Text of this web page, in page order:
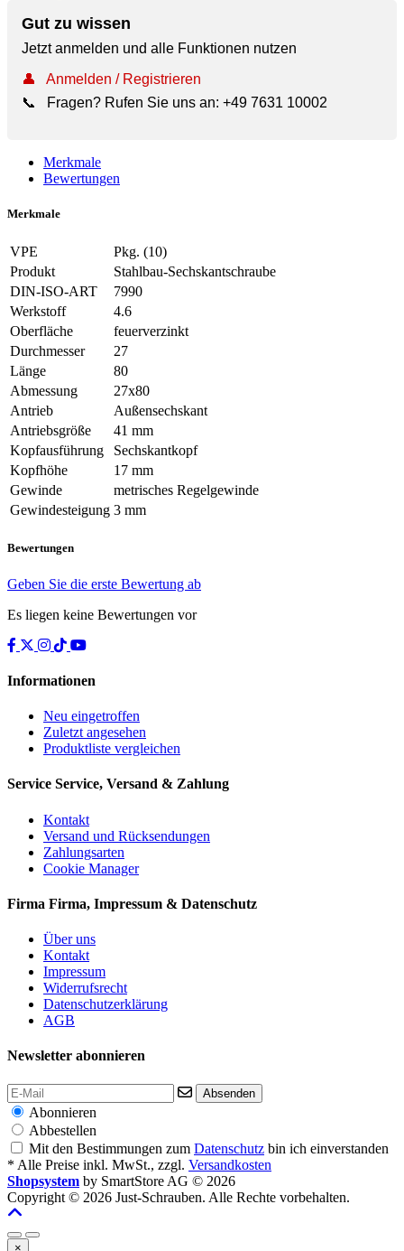
Gut zu wissen
Jetzt anmelden und alle Funktionen nutzen
👤
Anmelden / Registrieren
📞
Fragen? Rufen Sie uns an: +49 7631 10002
Merkmale
Bewertungen
Merkmale
VPE
Pkg. (10)
Produkt
Stahlbau-Sechskantschraube
DIN-ISO-ART
7990
Werkstoff
4.6
Oberfläche
feuerverzinkt
Durchmesser
27
Länge
80
Abmessung
27x80
Antrieb
Außensechskant
Antriebsgröße
41 mm
Kopfausführung
Sechskantkopf
Kopfhöhe
17 mm
Gewinde
metrisches Regelgewinde
Gewindesteigung 3 mm
Bewertungen
Geben Sie die erste Bewertung ab
Es liegen keine Bewertungen vor
Informationen
Neu eingetroffen
Zuletzt angesehen
Produktliste vergleichen
Service Service, Versand & Zahlung
Kontakt
Versand und Rücksendungen
Zahlungsarten
Cookie Manager
Firma Firma, Impressum & Datenschutz
Über uns
Kontakt
Impressum
Widerrufsrecht
Datenschutzerklärung
AGB
Newsletter abonnieren
Absenden
Abonnieren
Abbestellen
Mit den Bestimmungen zum Datenschutz bin ich einverstanden
* Alle Preise inkl. MwSt., zzgl. Versandkosten
Shopsystem by SmartStore AG © 2026
Copyright © 2026 Just-Schrauben. Alle Rechte vorbehalten.
×